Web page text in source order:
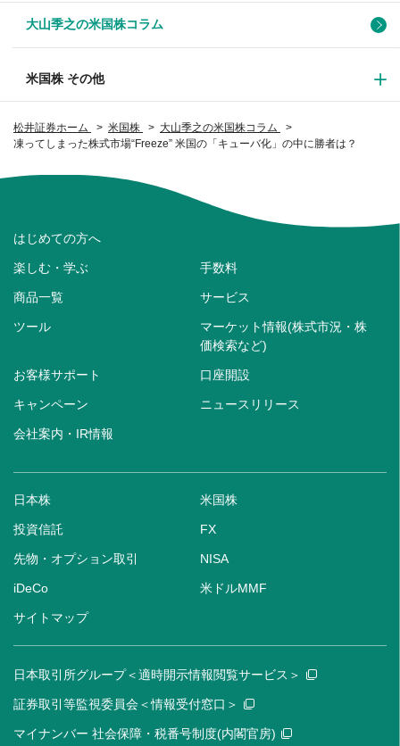
松井証券ホーム 米国株
大山季之の米国株コラム
凍ってしまった株式市場“Freeze” 米国の「キューバ化」の中に勝者は？
大山季之の米国株コラム
米国株 その他
はじめての方へ
楽しむ・学ぶ 手数料
商品一覧 サービス
ツール
マーケット情報(株式市況・株
価検索など)
お客様サポート 口座開設
キャンペーン ニュースリリース
会社案内・IR情報
日本株 米国株
投資信託 FX
先物・オプション取引 NISA
iDeCo 米ドルMMF
サイトマップ
日本取引所グループ＜適時開示情報閲覧サービス＞
証券取引等監視委員会＜情報受付窓口＞
マイナンバー 社会保障・税番号制度(内閣官房)